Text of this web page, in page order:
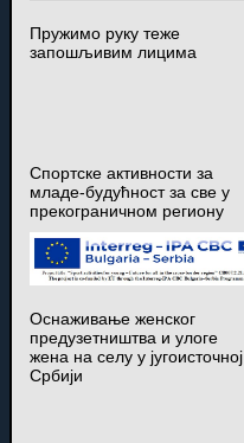
Пружимо руку теже
запошљивим лицима
Спортске активности за
младе-будућност за све у
прекограничном региону
Оснаживање женског
предузетништва и улоге
жена на селу у југоисточној
Србији